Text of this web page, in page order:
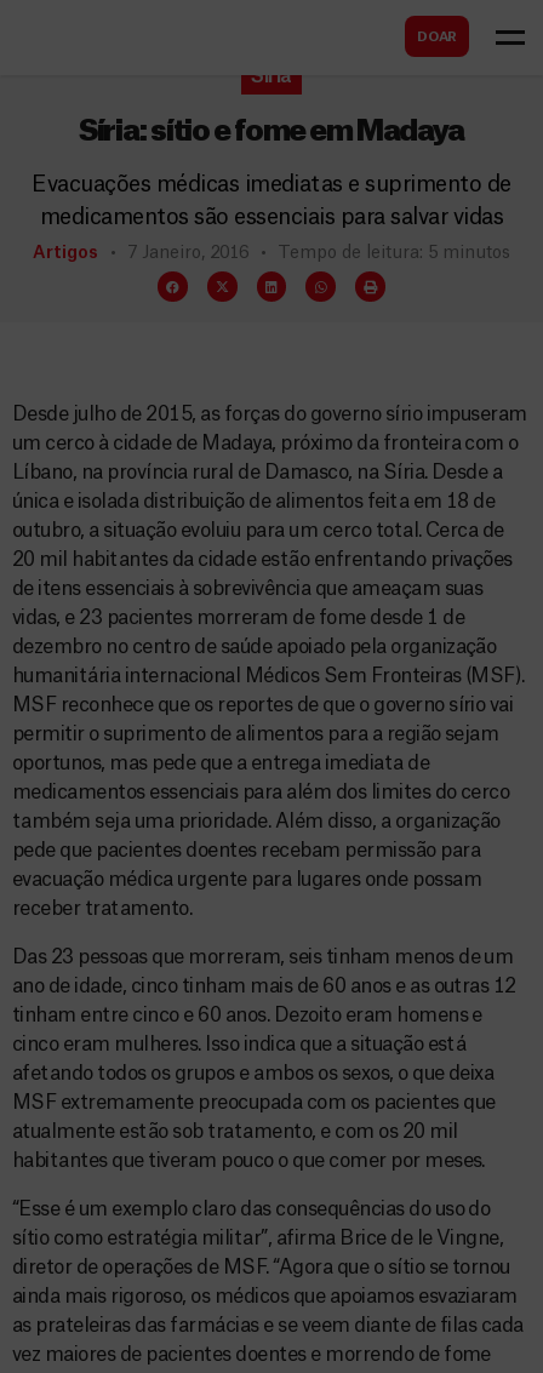
DOAR
r
Síria
Síria: sítio e fome em Madaya
Evacuações médicas imediatas e suprimento de
medicamentos são essenciais para salvar vidas
Artigos 7 Janeiro, 2016 Tempo de leitura: 5 minutos
Desde julho de 2015, as forças do governo sírio impuseram
um cerco à cidade de Madaya, próximo da fronteira com o
Líbano, na província rural de Damasco, na Síria. Desde a
única e isolada distribuição de alimentos feita em 18 de
outubro, a situação evoluiu para um cerco total. Cerca de
20 mil habitantes da cidade estão enfrentando privações
de itens essenciais à sobrevivência que ameaçam suas
vidas, e 23 pacientes morreram de fome desde 1 de
dezembro no centro de saúde apoiado pela organização
humanitária internacional Médicos Sem Fronteiras (MSF).
MSF reconhece que os reportes de que o governo sírio vai
permitir o suprimento de alimentos para a região sejam
oportunos, mas pede que a entrega imediata de
medicamentos essenciais para além dos limites do cerco
também seja uma prioridade. Além disso, a organização
pede que pacientes doentes recebam permissão para
evacuação médica urgente para lugares onde possam
receber tratamento.
Das 23 pessoas que morreram, seis tinham menos de um
ano de idade, cinco tinham mais de 60 anos e as outras 12
tinham entre cinco e 60 anos. Dezoito eram homens e
cinco eram mulheres. Isso indica que a situação está
afetando todos os grupos e ambos os sexos, o que deixa
MSF extremamente preocupada com os pacientes que
atualmente estão sob tratamento, e com os 20 mil
habitantes que tiveram pouco o que comer por meses.
“Esse é um exemplo claro das consequências do uso do
sítio como estratégia militar”, afirma Brice de le Vingne,
diretor de operações de MSF. “Agora que o sítio se tornou
ainda mais rigoroso, os médicos que apoiamos esvaziaram
as prateleiras das farmácias e se veem diante de filas cada
vez maiores de pacientes doentes e morrendo de fome
s
c
r